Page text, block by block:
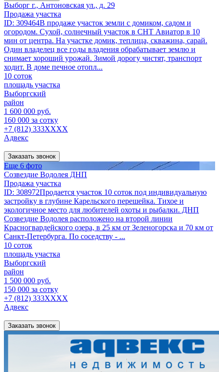
Выборг г., Антоновская ул., д. 29
Продажа участка
ID: 309464В продаже участок земли с домиком, садом и
огородом. Сухой, солнечный участок в СНТ Авиатор в 10
мин от центра. На участке домик, теплица, скважина, сарай.
Один владелец все годы владения обрабатывает землю и
снимает хороший урожай. Зимой дорогу чистят, транспорт
ходит. В доме печное отопл...
10 соток
площадь участка
Выборгский
район
1 600 000 руб.
160 000 за сотку
+7 (812) 333XXXX
Адвекс
Заказать звонок
Еще 6 фото
Созвездие Водолея ДНП
Продажа участка
ID: 308972Продается участок 10 соток под индивидуальную
застройку в глубине Карельского перешейка. Тихое и
экологичное место для любителей охоты и рыбалки. ДНП
Созвездие Водолея расположено на второй линии
Красногвардейского озера, в 25 км от Зеленогорска и 70 км от
Санкт-Петербурга. По соседству - ...
10 соток
площадь участка
Выборгский
район
1 500 000 руб.
150 000 за сотку
+7 (812) 333XXXX
Адвекс
Заказать звонок